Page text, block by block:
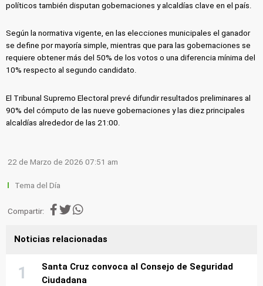
políticos también disputan gobernaciones y alcaldías clave en el país.
Según la normativa vigente, en las elecciones municipales el ganador
se define por mayoría simple, mientras que para las gobernaciones se
requiere obtener más del 50% de los votos o una diferencia mínima del
10% respecto al segundo candidato.
El Tribunal Supremo Electoral prevé difundir resultados preliminares al
90% del cómputo de las nueve gobernaciones y las diez principales
alcaldías alrededor de las 21:00.
22 de Marzo de 2026 07:51 am
Tema del Día
Compartir:
Noticias relacionadas
Santa Cruz convoca al Consejo de Seguridad
Ciudadana